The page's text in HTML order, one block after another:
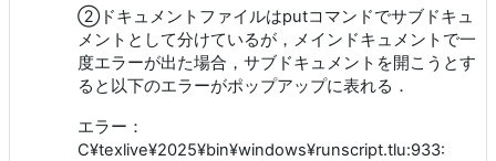
②ドキュメントファイルはputコマンドでサブドキュ
メントとして分けているが，メインドキュメントで一
度エラーが出た場合，サブドキュメントを開こうとす
ると以下のエラーがポップアップに表れる．
エラー：
C¥texlive¥2025¥bin¥windows¥runscript.tlu:933: